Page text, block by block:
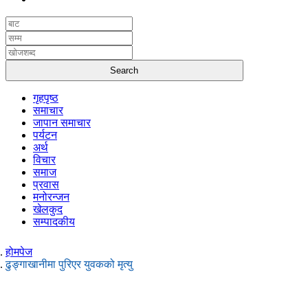
गृहपृष्ठ
समाचार
जापान समाचार
पर्यटन
अर्थ
विचार
समाज
प्रवास
मनोरन्जन
खेलकुद
सम्पादकीय
होमपेज
ढुङ्गाखानीमा पुरिएर युवकको मृत्यु